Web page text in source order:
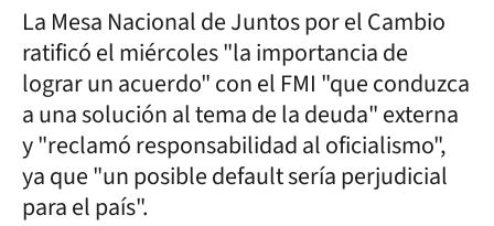
La Mesa Nacional de Juntos por el Cambio
ratificó el miércoles "la importancia de
lograr un acuerdo" con el FMI "que conduzca
a una solución al tema de la deuda" externa
y "reclamó responsabilidad al oficialismo",
ya que "un posible default sería perjudicial
para el país".